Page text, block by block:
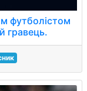
футболістом
гравець.